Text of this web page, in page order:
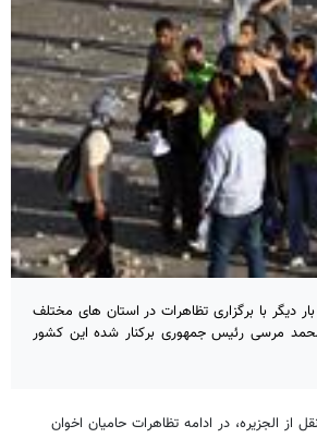
دیگر با برگزاری تظاهرات در استان های مختلف
مرسی رئیس جمهوری برکنار شده این کشور
از الجزیره، در ادامه تظاهرات حامیان اخوان